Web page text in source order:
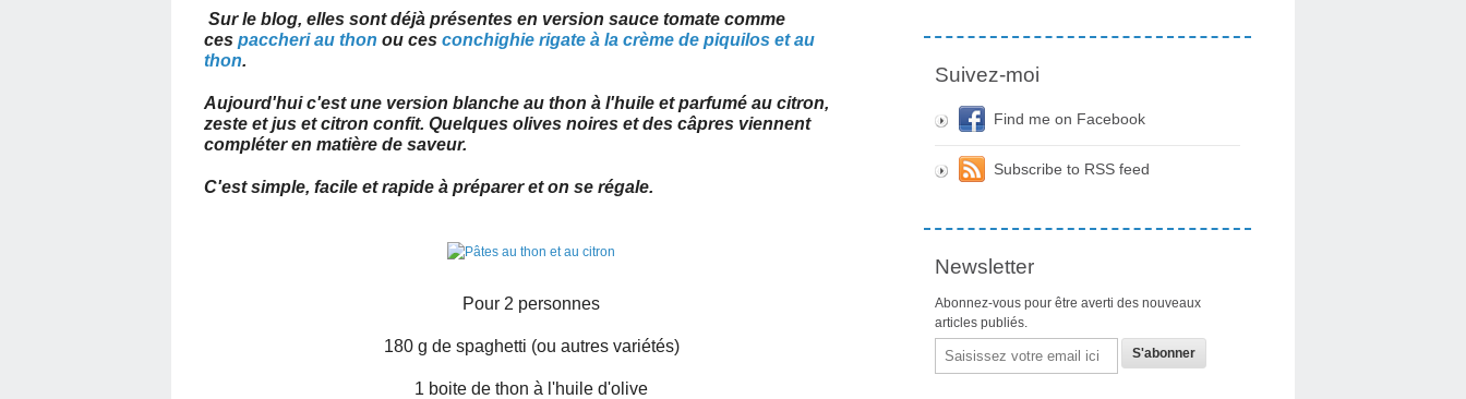
Sur le blog, elles sont déjà présentes en version sauce tomate comme
ces paccheri au thon ou ces conchighie rigate à la crème de piquilos et au
thon.
Aujourd'hui c'est une version blanche au thon à l'huile et parfumé au citron,
zeste et jus et citron confit. Quelques olives noires et des câpres viennent
compléter en matière de saveur.
C'est simple, facile et rapide à préparer et on se régale.
Pour 2 personnes
180 g de spaghetti (ou autres variétés)
1 boite de thon à l'huile d'olive
Suivez-moi
Find me on Facebook
Subscribe to RSS feed
Newsletter
Abonnez-vous pour être averti des nouveaux
articles publiés.
Email